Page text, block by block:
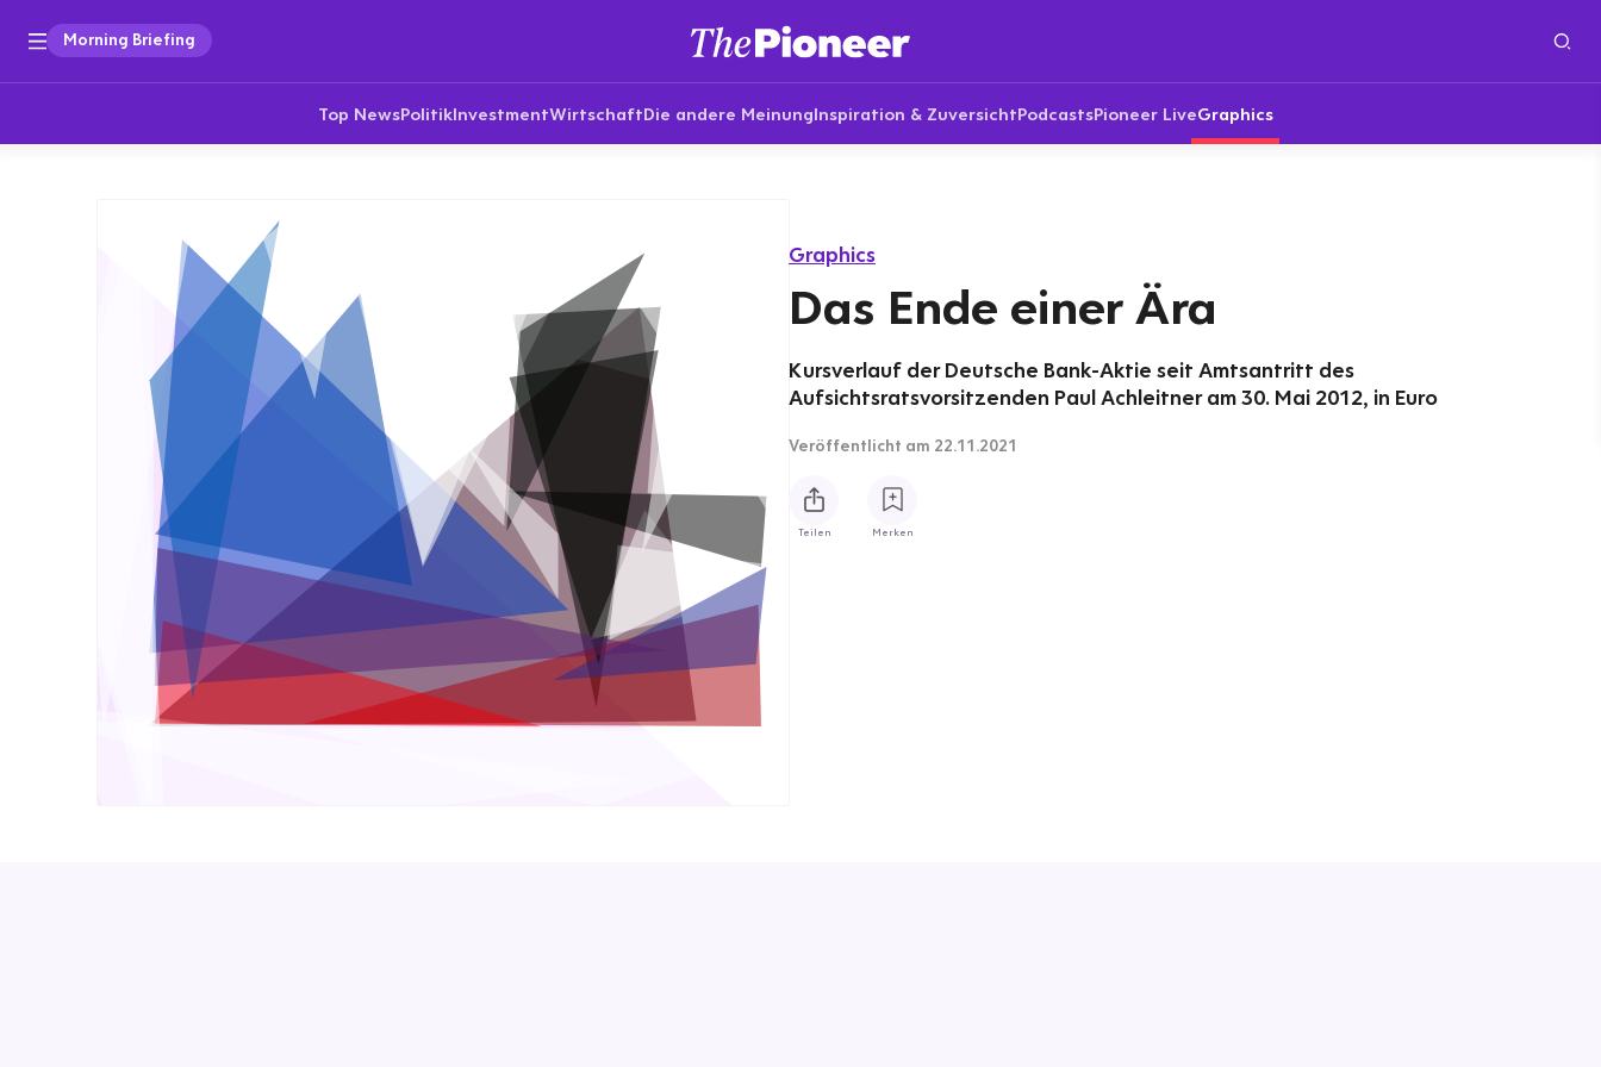
Morning Briefing
Top NewsPolitikInvestmentWirtschaftDie andere MeinungInspiration & ZuversichtPodcastsPioneer LiveGraphics
Graphics
Das Ende einer Ära
Kursverlauf der Deutsche Bank-Aktie seit Amtsantritt des
Aufsichtsratsvorsitzenden Paul Achleitner am 30. Mai 2012, in Euro
Veröffentlicht am 22.11.2021
Teilen Merken